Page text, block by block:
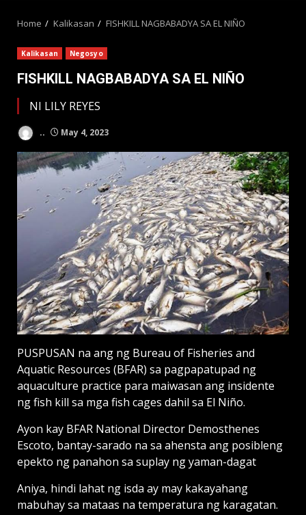
Home Kalikasan FISHKILL NAGBABADYA SA EL NIÑO
Kalikasan Negosyo
FISHKILL NAGBABADYA SA EL NIÑO
NI LILY REYES
.. May 4, 2023
PUSPUSAN na ang ng Bureau of Fisheries and
Aquatic Resources (BFAR) sa pagpapatupad ng
aquaculture practice para maiwasan ang insidente
ng fish kill sa mga fish cages dahil sa El Niño.
Ayon kay BFAR National Director Demosthenes
Escoto, bantay-sarado na sa ahensta ang posibleng
epekto ng panahon sa suplay ng yaman-dagat
Aniya, hindi lahat ng isda ay may kakayahang
mabuhay sa mataas na temperatura ng karagatan.